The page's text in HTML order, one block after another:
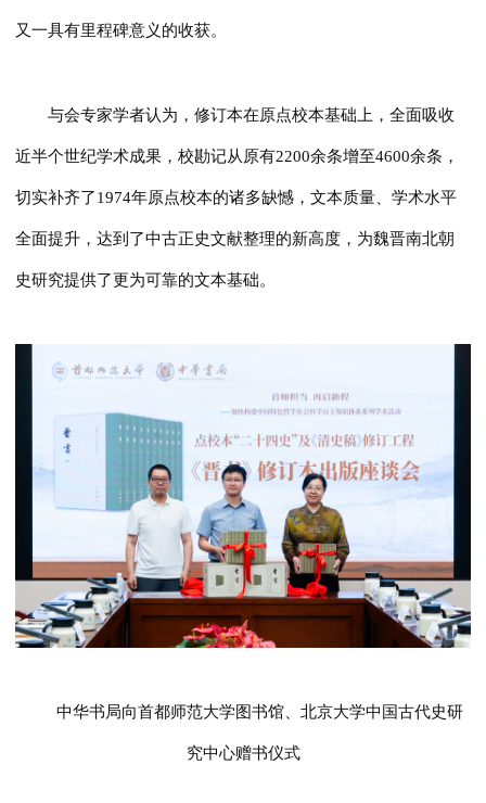
又一具有里程碑意义的收获。
与会专家学者认为，修订本在原点校本基础上，全面吸收
近半个世纪学术成果，校勘记从原有2200余条增至4600余条，
切实补齐了1974年原点校本的诸多缺憾，文本质量、学术水平
全面提升，达到了中古正史文献整理的新高度，为魏晋南北朝
史研究提供了更为可靠的文本基础。
中华书局向首都师范大学图书馆、北京大学中国古代史研
究中心赠书仪式